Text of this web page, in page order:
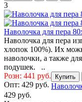
3
Наволочка для пера
Наволочка для пера
хлопок 100%). Их
наволочки, а также
подушек. ..
Розн: 441 руб.
Опт: 429 руб.
Купить
429 руб.